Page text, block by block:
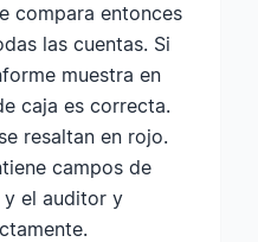
compara entonces
las cuentas. Si
muestra en
caja es correcta.
resaltan en rojo.
campos de
el auditor y